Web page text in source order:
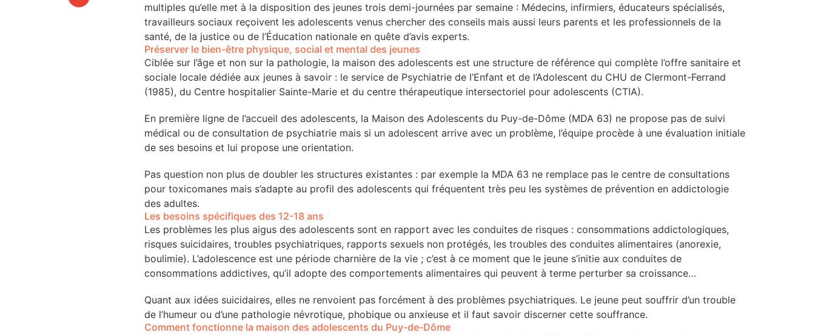
multiples qu’elle met à la disposition des jeunes trois demi-journées par semaine : Médecins, infirmiers, éducateurs spécialisés,
travailleurs sociaux reçoivent les adolescents venus chercher des conseils mais aussi leurs parents et les professionnels de la
santé, de la justice ou de l’Éducation nationale en quête d’avis experts.
Préserver le bien-être physique, social et mental des jeunes
Ciblée sur l’âge et non sur la pathologie, la maison des adolescents est une structure de référence qui complète l’offre sanitaire et
sociale locale dédiée aux jeunes à savoir : le service de Psychiatrie de l’Enfant et de l’Adolescent du CHU de Clermont-Ferrand
(1985), du Centre hospitalier Sainte-Marie et du centre thérapeutique intersectoriel pour adolescents (CTIA).
En première ligne de l’accueil des adolescents, la Maison des Adolescents du Puy-de-Dôme (MDA 63) ne propose pas de suivi
médical ou de consultation de psychiatrie mais si un adolescent arrive avec un problème, l’équipe procède à une évaluation initiale
de ses besoins et lui propose une orientation.
Pas question non plus de doubler les structures existantes : par exemple la MDA 63 ne remplace pas le centre de consultations
pour toxicomanes mais s’adapte au profil des adolescents qui fréquentent très peu les systèmes de prévention en addictologie
des adultes.
Les besoins spécifiques des 12-18 ans
Les problèmes les plus aigus des adolescents sont en rapport avec les conduites de risques : consommations addictologiques,
risques suicidaires, troubles psychiatriques, rapports sexuels non protégés, les troubles des conduites alimentaires (anorexie,
boulimie). L’adolescence est une période charnière de la vie ; c’est à ce moment que le jeune s’initie aux conduites de
consommations addictives, qu’il adopte des comportements alimentaires qui peuvent à terme perturber sa croissance…
Quant aux idées suicidaires, elles ne renvoient pas forcément à des problèmes psychiatriques. Le jeune peut souffrir d’un trouble
de l’humeur ou d’une pathologie névrotique, phobique ou anxieuse et il faut savoir discerner cette souffrance.
Comment fonctionne la maison des adolescents du Puy-de-Dôme